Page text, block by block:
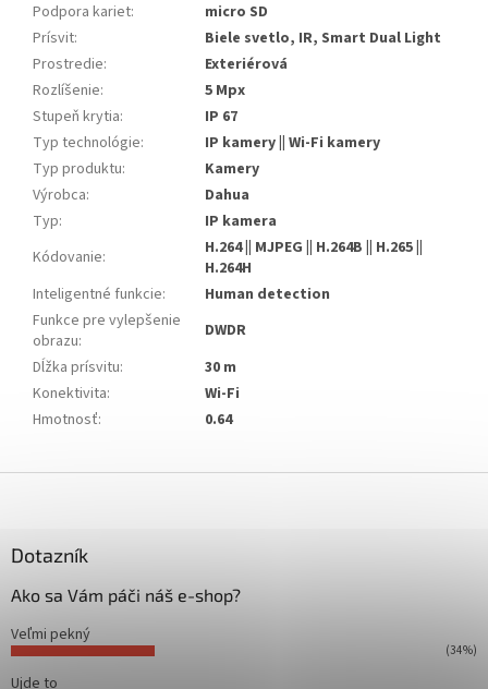
Podpora kariet:
micro SD
Prísvit:
Biele svetlo, IR, Smart Dual Light
Prostredie:
Exteriérová
Rozlíšenie:
5 Mpx
Stupeň krytia:
IP 67
Typ technológie:
IP kamery || Wi-Fi kamery
Typ produktu:
Kamery
Výrobca:
Dahua
Typ:
IP kamera
Kódovanie:
H.264 || MJPEG || H.264B || H.265 ||
H.264H
Inteligentné funkcie:
Human detection
Funkce pre vylepšenie
obrazu:
DWDR
Dĺžka prísvitu:
30 m
Konektivita:
Wi-Fi
Hmotnosť: 0.64
Dotazník
Ako sa Vám páči náš e-shop?
Veľmi pekný
(34%)
Ujde to